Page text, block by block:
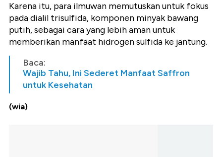
Karena itu, para ilmuwan memutuskan untuk fokus
pada dialil trisulfida, komponen minyak bawang
putih, sebagai cara yang lebih aman untuk
memberikan manfaat hidrogen sulfida ke jantung.
Baca:
Wajib Tahu, Ini Sederet Manfaat Saffron
untuk Kesehatan
(wia)